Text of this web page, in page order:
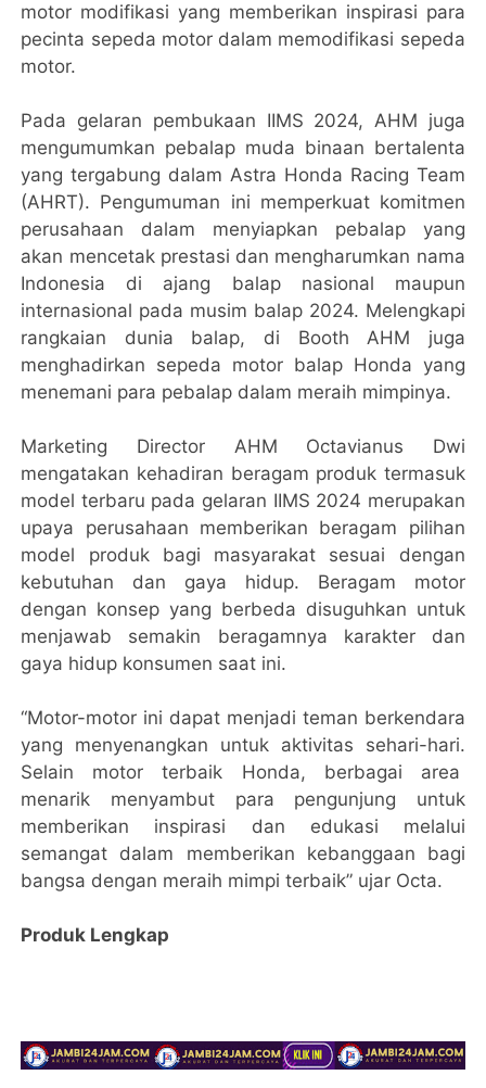
motor modifikasi yang memberikan inspirasi para
pecinta sepeda motor dalam memodifikasi sepeda
motor.
Pada gelaran pembukaan IIMS 2024, AHM juga
mengumumkan pebalap muda binaan bertalenta
yang tergabung dalam Astra Honda Racing Team
(AHRT). Pengumuman ini memperkuat komitmen
perusahaan dalam menyiapkan pebalap yang
akan mencetak prestasi dan mengharumkan nama
Indonesia di ajang balap nasional maupun
internasional pada musim balap 2024. Melengkapi
rangkaian dunia balap, di Booth AHM juga
menghadirkan sepeda motor balap Honda yang
menemani para pebalap dalam meraih mimpinya.
Marketing Director AHM Octavianus Dwi
mengatakan kehadiran beragam produk termasuk
model terbaru pada gelaran IIMS 2024 merupakan
upaya perusahaan memberikan beragam pilihan
model produk bagi masyarakat sesuai dengan
kebutuhan dan gaya hidup. Beragam motor
dengan konsep yang berbeda disuguhkan untuk
menjawab semakin beragamnya karakter dan
gaya hidup konsumen saat ini.
“Motor-motor ini dapat menjadi teman berkendara
yang menyenangkan untuk aktivitas sehari-hari.
Selain motor terbaik Honda, berbagai area
menarik menyambut para pengunjung untuk
memberikan inspirasi dan edukasi melalui
semangat dalam memberikan kebanggaan bagi
bangsa dengan meraih mimpi terbaik” ujar Octa.
Produk Lengkap